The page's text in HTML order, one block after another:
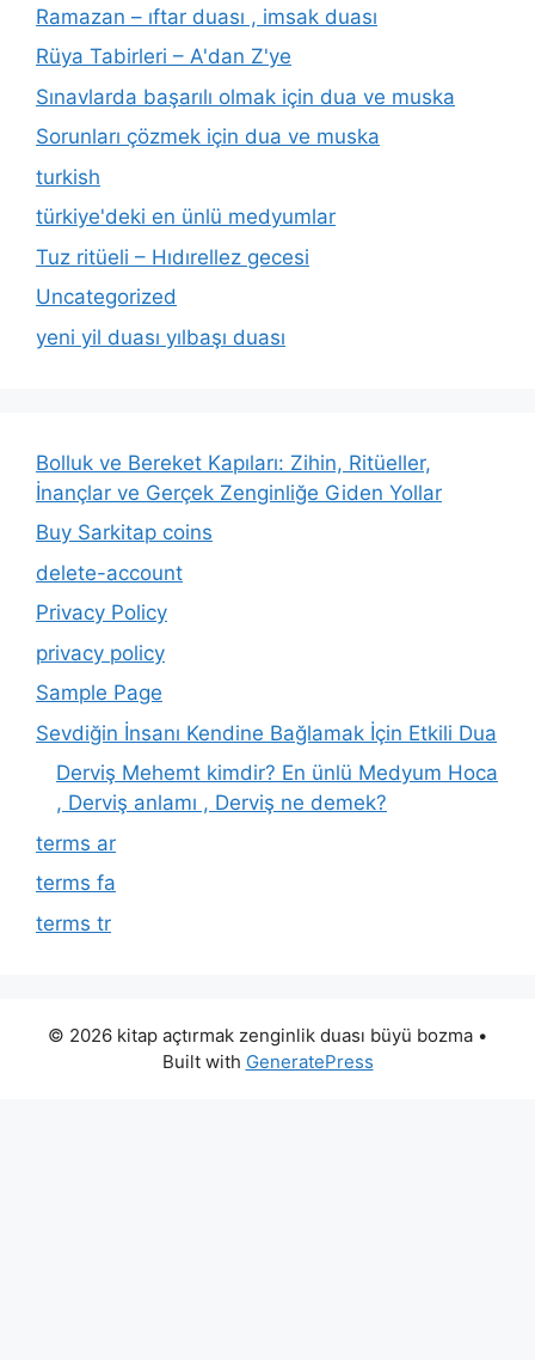
Ramazan – ıftar duası , imsak duası
Rüya Tabirleri – A'dan Z'ye
Sınavlarda başarılı olmak için dua ve muska
Sorunları çözmek için dua ve muska
turkish
türkiye'deki en ünlü medyumlar
Tuz ritüeli – Hıdırellez gecesi
Uncategorized
yeni yil duası yılbaşı duası
Bolluk ve Bereket Kapıları: Zihin, Ritüeller,
İnançlar ve Gerçek Zenginliğe Giden Yollar
Buy Sarkitap coins
delete-account
Privacy Policy
privacy policy
Sample Page
Sevdiğin İnsanı Kendine Bağlamak İçin Etkili Dua
Derviş Mehemt kimdir? En ünlü Medyum Hoca
, Derviş anlamı , Derviş ne demek?
terms ar
terms fa
terms tr
© 2026 kitap açtırmak zenginlik duası büyü bozma •
Built with GeneratePress